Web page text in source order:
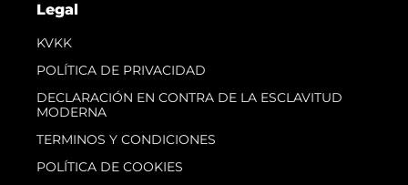
Legal
KVKK
POLÍTICA DE PRIVACIDAD
DECLARACIÓN EN CONTRA DE LA ESCLAVITUD
MODERNA
TERMINOS Y CONDICIONES
POLÍTICA DE COOKIES